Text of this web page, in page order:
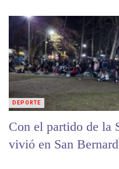
Con el partido de la
vivió en San
DEPORTE